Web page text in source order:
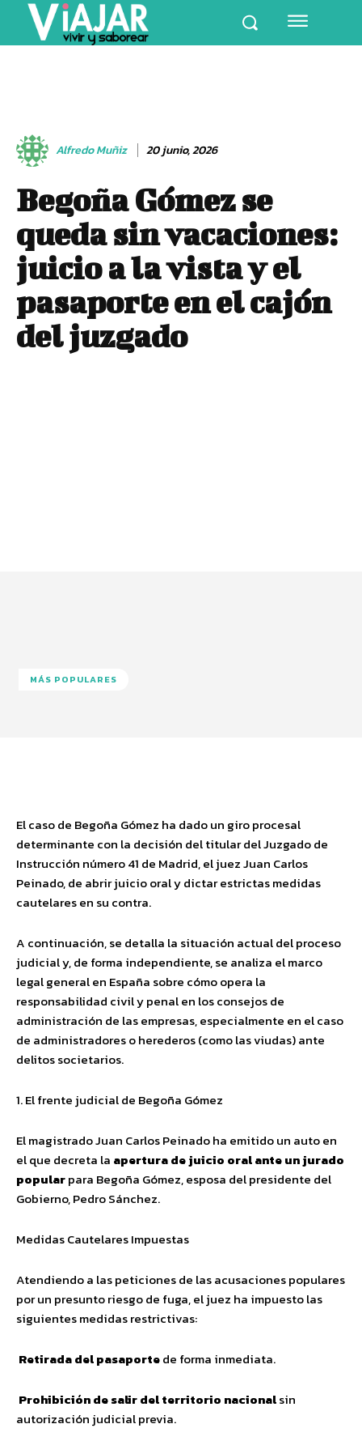
Alfredo Muñiz 20 junio, 2026
Begoña Gómez se
queda sin vacaciones:
juicio a la vista y el
pasaporte en el cajón
del juzgado
MÁS POPULARES
El caso de Begoña Gómez ha dado un giro procesal
determinante con la decisión del titular del Juzgado de
Instrucción número 41 de Madrid, el juez Juan Carlos
Peinado, de abrir juicio oral y dictar estrictas medidas
cautelares en su contra.
A continuación, se detalla la situación actual del proceso
judicial y, de forma independiente, se analiza el marco
legal general en España sobre cómo opera la
responsabilidad civil y penal en los consejos de
administración de las empresas, especialmente en el caso
de administradores o herederos (como las viudas) ante
delitos societarios.
1. El frente judicial de Begoña Gómez
El magistrado Juan Carlos Peinado ha emitido un auto en
el que decreta la apertura de juicio oral ante un jurado
popularpara Begoña Gómez, esposa del presidente del
Gobierno, Pedro Sánchez.
Medidas Cautelares Impuestas
Atendiendo a las peticiones de las acusaciones populares
por un presunto riesgo de fuga, el juez ha impuesto las
siguientes medidas restrictivas:
Retirada del pasaportede forma inmediata.
Prohibición de salir del territorio nacionalsin
autorización judicial previa.